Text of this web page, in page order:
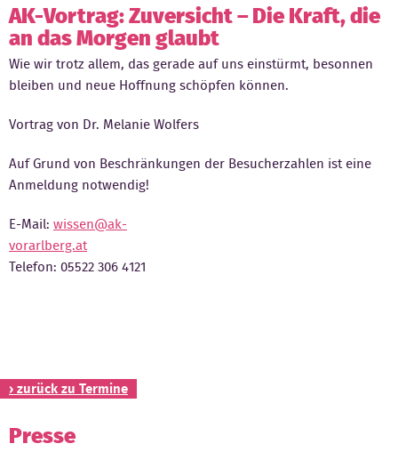
Angebot
Wissenswertes
Der Verein
Mitglied werden
Kontakt
AK-Vortrag: Zuversicht – Die Kraft, die
an das Morgen glaubt
Wie wir trotz allem, das gerade auf uns einstürmt, besonnen
bleiben und neue Hoffnung schöpfen können.
Vortrag von Dr. Melanie Wolfers
Auf Grund von Beschränkungen der Besucherzahlen ist eine
Anmeldung notwendig!
E-Mail: wissen@ak-
vorarlberg.at
Telefon: 05522 306 4121
› zurück zu Termine
Presse